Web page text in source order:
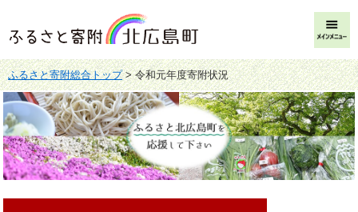
ジ
の
先
頭
で
す
。
ュ
ー
を
飛
ば
し
て
本
文
メ
ニ
ュ
ー
ふるさと寄附総合トップ >令和元年度寄附状況